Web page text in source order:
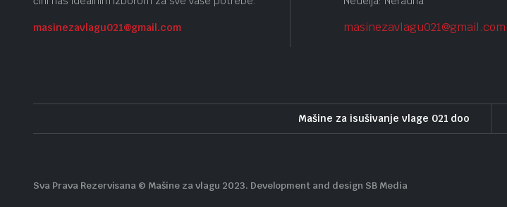
masinezavlagu021@gmail.com masinezavlagu021@gmail.com
Mašine za isušivanje vlage 021 doo
Sva Prava Rezervisana © Mašine za vlagu 2023. Development and design SB Media